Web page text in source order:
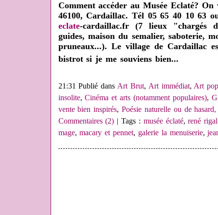
Comment accéder au Musée Eclaté?
46100, Cardaillac. Tél 05 65 40 10 63
eclate-cardaillac.fr (7 lieux "chargés
guides, maison du semalier, saboterie,
pruneaux...). Le village de Cardaillac
bistrot si je me souviens bien...
21:31 Publié dansArt Brut, Art immédiat,Art
insolite,Cinéma et arts (notamment populaires),
vente bien inspirés,Poésie naturelle ou de
Commentaires (2) | Tags : musée éclaté,rené rigal
mage,macary et pennet, galerie la menuiserie,